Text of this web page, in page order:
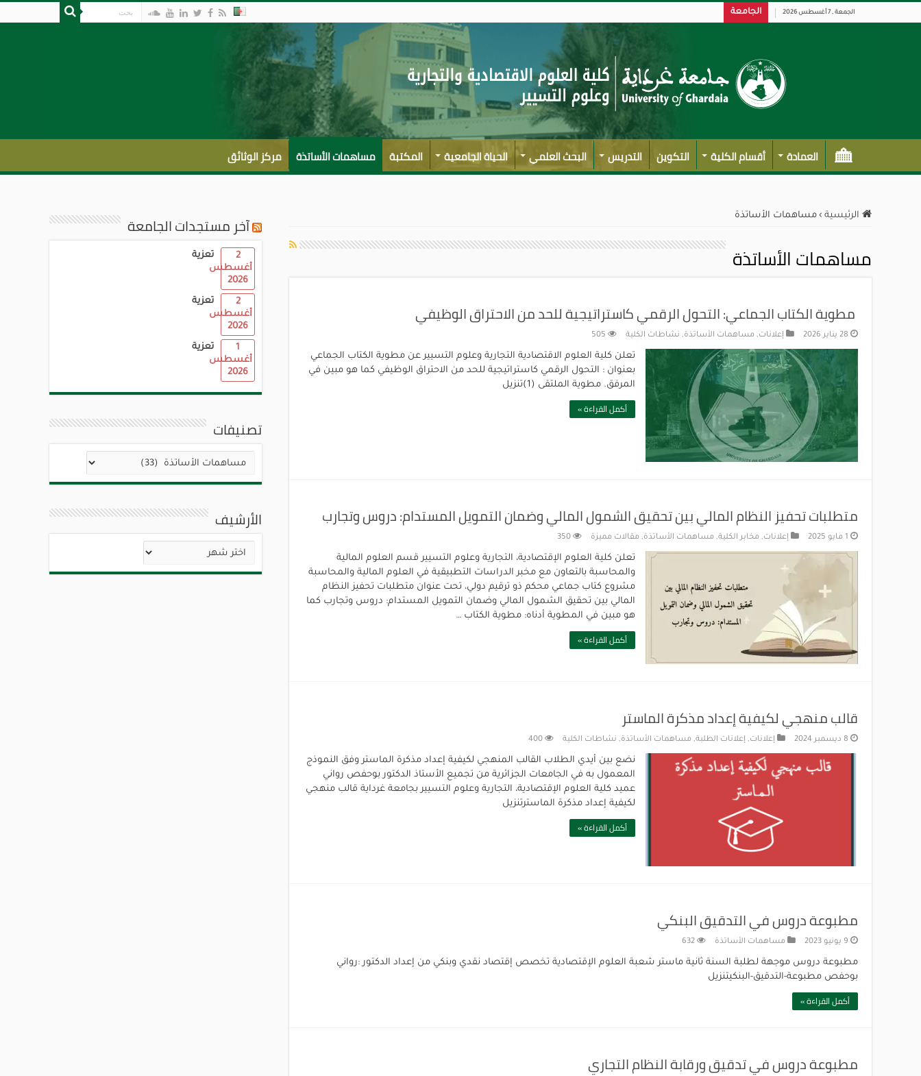
الجمعة , 7 أغسطس 2026 الجامعة
العمادة أقسام الكلية التكوين التدريس البحث العلمي الحياة الجامعية المكتبة مساهمات الأساتذة مركز الوثائق
الرئيسية › مساهمات الأساتذة
مساهمات الأساتذة
مطوية الكتاب الجماعي: التحول الرقمي كاستراتيجية للحد من الاحتراق الوظيفي
28 يناير 2026 إعلانات, مساهمات الأساتذة, نشاطات الكلية 505
تعلن كلية العلوم الاقتصادية التجارية وعلوم التسيير عن مطوية الكتاب الجماعي
بعنوان : التحول الرقمي كاستراتيجية للحد من الاحتراق الوظيفي كما هو مبين في
المرفق. مطوية الملتقى (1)تنزيل
أكمل القراءة »
متطلبات تحفيز النظام المالي بين تحقيق الشمول المالي وضمان التمويل المستدام: دروس وتجارب
1 مايو 2025 إعلانات, مخابر الكلية, مساهمات الأساتذة, مقالات مميزة 350
تعلن كلية العلوم الإقتصادية، التجارية وعلوم التسيير قسم العلوم المالية
والمحاسبة بالتعاون مع مخبر الدراسات التطبيقية في العلوم المالية والمحاسبة
مشروع كتاب جماعي محكم ذو ترقيم دولي، تحت عنوان متطلبات تحفيز النظام
المالي بين تحقيق الشمول المالي وضمان التمويل المستدام: دروس وتجارب كما
هو مبين في المطوية أدناه: مطوية الكتاب …
أكمل القراءة »
قالب منهجي لكيفية إعداد مذكرة الماستر
8 ديسمبر 2024 إعلانات, إعلانات الطلبة, مساهمات الأساتذة, نشاطات الكلية 400
نضع بين أيدي الطلاب القالب المنهجي لكيفية إعداد مذكرة الماستر وفق النموذج
المعمول به في الجامعات الجزائرية من تجميع الأستاذ الدكتور بوحفص رواني
عميد كلية العلوم الإقتصادية، التجارية وعلوم التسيير بجامعة غرداية قالب منهجي
لكيفية إعداد مذكرة الماسترتنزيل
أكمل القراءة »
مطبوعة دروس في التدقيق البنكي
9 يونيو 2023 مساهمات الأساتذة 632
مطبوعة دروس موجهة لطلبة السنة ثانية ماستر شعبة العلوم الإقتصادية تخصص إقتصاد نقدي وبنكي من إعداد الدكتور :رواني
بوحفص مطبوعة-التدقيق-البنكيتنزيل
أكمل القراءة »
مطبوعة دروس في تدقيق ورقابة النظام التجاري
آخر مستجدات الجامعة
تعزية
2
أغسطس
2026
تعزية
2
أغسطس
2026
تعزية
1
أغسطس
2026
تصنيفات
تصنيفات
الأرشيف
الأرشيف